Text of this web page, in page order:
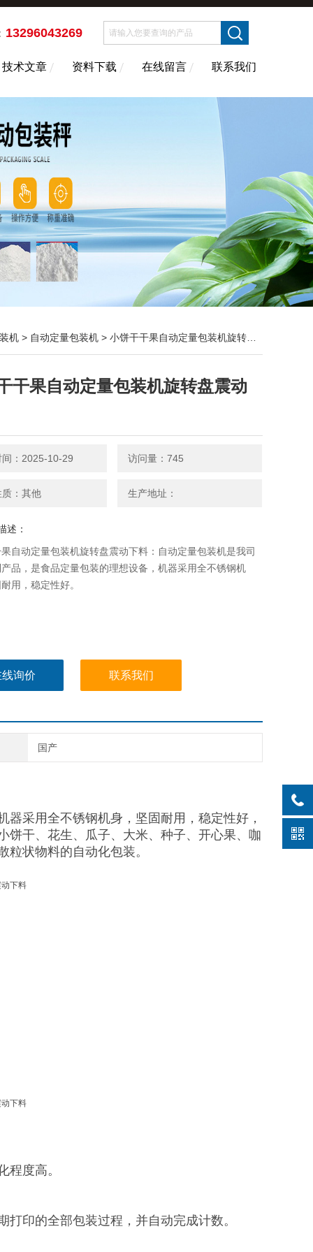
13296043269
技术文章 资料下载 在线留言 联系我们
机 > 自动定量包装机 > 小饼干干果自动定量包装机旋转盘震动下料
干果自动定量包装机旋转盘震动
间：2025-10-29 访问量：745
：其他 生产地址：
述：
自动定量包装机旋转盘震动下料：自动定量包装机​是我司
品，是食品定量包装的理想设备，机器采用全不锈钢机
用，稳定性好。
询价 联系我们
国产
采用全不锈钢机身，坚固耐用，稳定性好，
饼干、花生、瓜子、大米、种子、开心果、咖
状物料的自动化包装。
度高。
印的全部包装过程，并自动完成计数。